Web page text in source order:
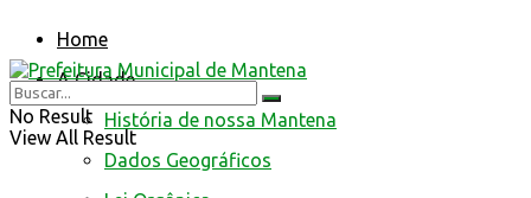
Home
A Cidade
História de nossa Mantena
Dados Geográficos
No Result
View All Result